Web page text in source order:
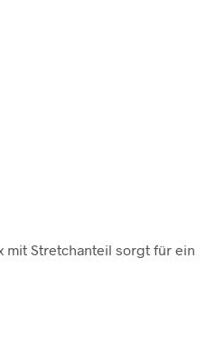
mit Stretchanteil sorgt für ein